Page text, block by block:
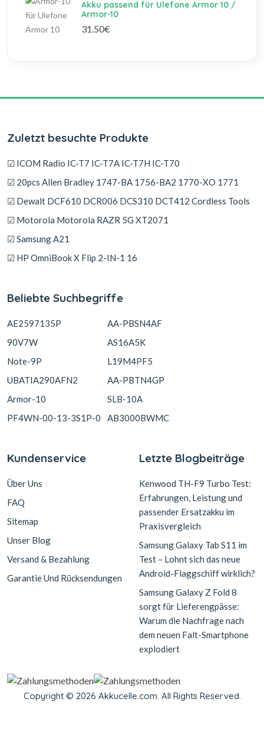
Akku passend für Ulefone Armor 10 /
Armor-10
31.50€
Zuletzt besuchte Produkte
☑ ICOM Radio IC-T7 IC-T7A IC-T7H IC-T70
☑ 20pcs Allen Bradley 1747-BA 1756-BA2 1770-XO 1771
☑ Dewalt DCF610 DCR006 DCS310 DCT412 Cordless Tools
☑ Motorola Motorola RAZR 5G XT2071
☑ Samsung A21
☑ HP OmniBook X Flip 2-IN-1 16
Beliebte Suchbegriffe
AE2597135P
90V7W
Note-9P
UBATIA290AFN2
Armor-10
PF4WN-00-13-3S1P-0
AA-PBSN4AF
AS16A5K
L19M4PF5
AA-PBTN4GP
SLB-10A
AB3000BWMC
Kundenservice
Über Uns
FAQ
Sitemap
Unser Blog
Versand & Bezahlung
Garantie Und Rücksendungen
Letzte Blogbeiträge
Kenwood TH-F9 Turbo Test:
Erfahrungen, Leistung und
passender Ersatzakku im
Praxisvergleich
Samsung Galaxy Tab S11 im
Test – Lohnt sich das neue
Android-Flaggschiff wirklich?
Samsung Galaxy Z Fold 8
sorgt für Lieferengpässe:
Warum die Nachfrage nach
dem neuen Falt-Smartphone
explodiert
Copyright © 2026 Akkucelle.com. All Rights Reserved.